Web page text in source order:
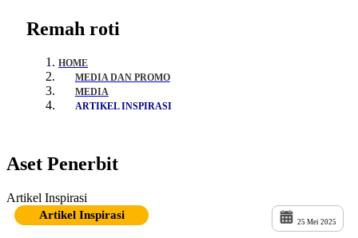
Remah roti
HOME
MEDIA DAN PROMO
MEDIA
ARTIKEL INSPIRASI
Aset Penerbit
Artikel Inspirasi
Artikel Inspirasi
25 Mei 2025